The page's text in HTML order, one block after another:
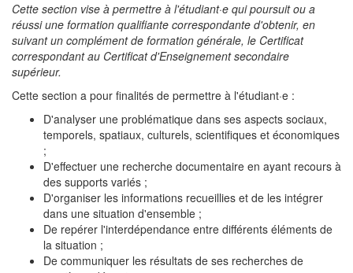
Cette section vise à permettre à l'étudiant·e qui poursuit ou a
réussi une formation qualifiante correspondante d'obtenir, en
suivant un complément de formation générale, le Certificat
correspondant au Certificat d'Enseignement secondaire
supérieur.
Cette section a pour finalités de permettre à l'étudiant·e :
D'analyser une problématique dans ses aspects sociaux,
temporels, spatiaux, culturels, scientifiques et économiques
;
D'effectuer une recherche documentaire en ayant recours à
des supports variés ;
D'organiser les informations recueillies et de les intégrer
dans une situation d'ensemble ;
De repérer l'interdépendance entre différents éléments de
la situation ;
De communiquer les résultats de ses recherches de